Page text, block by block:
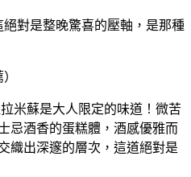
對是整晚驚喜的壓軸，是那種
米蘇是大人限定的味道！微苦
忌酒香的蛋糕體，酒感優雅而
織出深邃的層次，這道絕對是